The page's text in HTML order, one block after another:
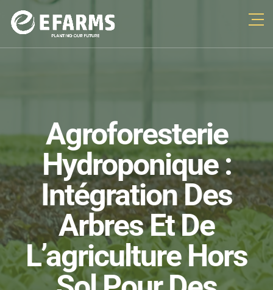
Agroforesterie
Hydroponique :
Intégration Des
Arbres Et De
L’agriculture Hors